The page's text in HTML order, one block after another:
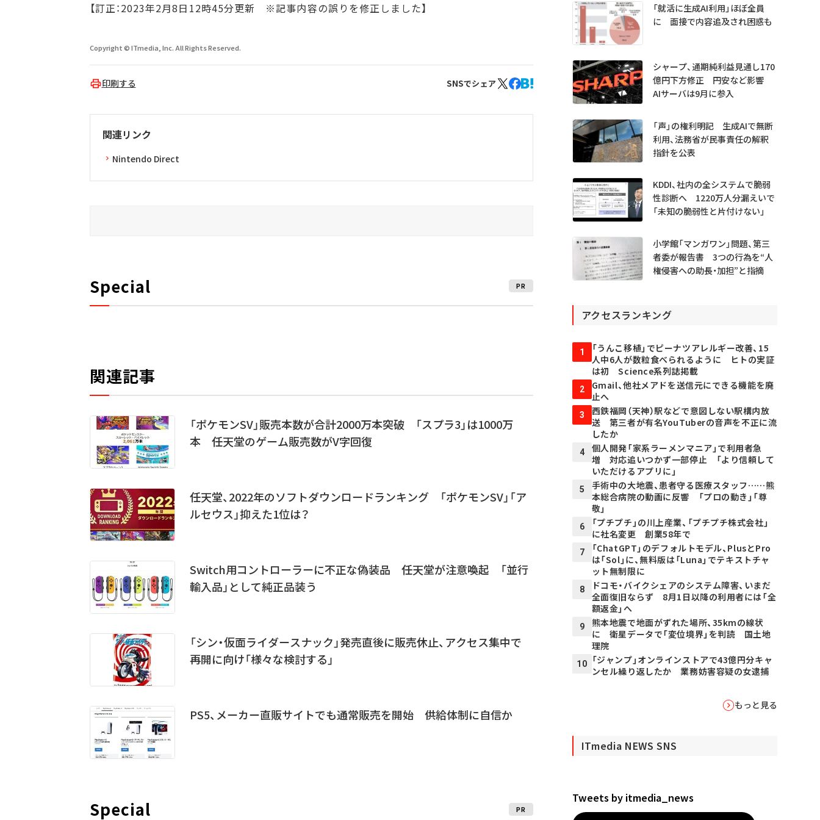
【訂正：2023年2月8日12時45分更新 ※記事内容の誤りを修正しました】
Copyright © ITmedia, Inc. All Rights Reserved.
印刷する SNSでシェア
関連リンク
Nintendo Direct
Special PR
関連記事
「ポケモンSV」販売本数が合計2000万本突破 「スプラ3」は1000万
本 任天堂のゲーム販売数がV字回復
任天堂、2022年のソフトダウンロードランキング 「ポケモンSV」「ア
ルセウス」抑えた1位は？
Switch用コントローラーに不正な偽装品 任天堂が注意喚起 「並行
輸入品」として純正品装う
「シン・仮面ライダースナック」発売直後に販売休止、アクセス集中で
再開に向け「様々な検討する」
PS5、メーカー直販サイトでも通常販売を開始 供給体制に自信か
Special PR
「就活に生成AI利用」ほぼ全員
に 面接で内容追及され困惑も
シャープ、通期純利益見通し170
億円下方修正 円安など影響
AIサーバは9月に参入
「声」の権利明記 生成AIで無断
利用、法務省が民事責任の解釈
指針を公表
KDDI、社内の全システムで脆弱
性診断へ 1220万人分漏えいで
「未知の脆弱性と片付けない」
小学館「マンガワン」問題、第三
者委が報告書 3つの行為を“人
権侵害への助長・加担”と指摘
アクセスランキング
1
「うんこ移植」でピーナツアレルギー改善、15
人中6人が数粒食べられるように ヒトの実証
は初 Science系列誌掲載
2
Gmail、他社メアドを送信元にできる機能を廃
止へ
3
西鉄福岡（天神）駅などで意図しない駅構内放
送 第三者が有名YouTuberの音声を不正に流
したか
4
個人開発「家系ラーメンマニア」で利用者急
増 対応追いつかず一部停止 「より信頼して
いただけるアプリに」
5
手術中の大地震、患者守る医療スタッフ……熊
本総合病院の動画に反響 「プロの動き」「尊
敬」
6
「プチプチ」の川上産業、「プチプチ株式会社」
に社名変更 創業58年で
7
「ChatGPT」のデフォルトモデル、PlusとPro
は「Sol」に、無料版は「Luna」でテキストチャ
ット無制限に
8
ドコモ・バイクシェアのシステム障害、いまだ
全面復旧ならず 8月1日以降の利用者には「全
額返金」へ
9
熊本地震で地面がずれた場所、35kmの線状
に 衛星データで「変位境界」を判読 国土地
理院
10
「ジャンプ」オンラインストアで43億円分キャ
ンセル繰り返したか 業務妨害容疑の女逮捕
もっと見る
ITmedia NEWS SNS
Tweets by itmedia_news